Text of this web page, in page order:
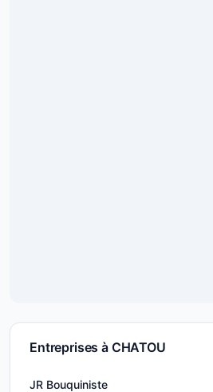
Entreprises à CHATOU
JR Bouquiniste